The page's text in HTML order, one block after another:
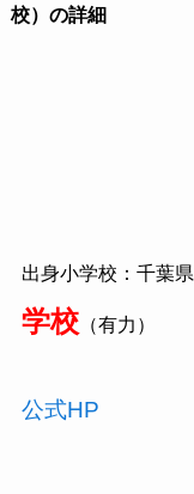
校）の詳細
出身小学校：千葉県
学校（有力）
公式HP